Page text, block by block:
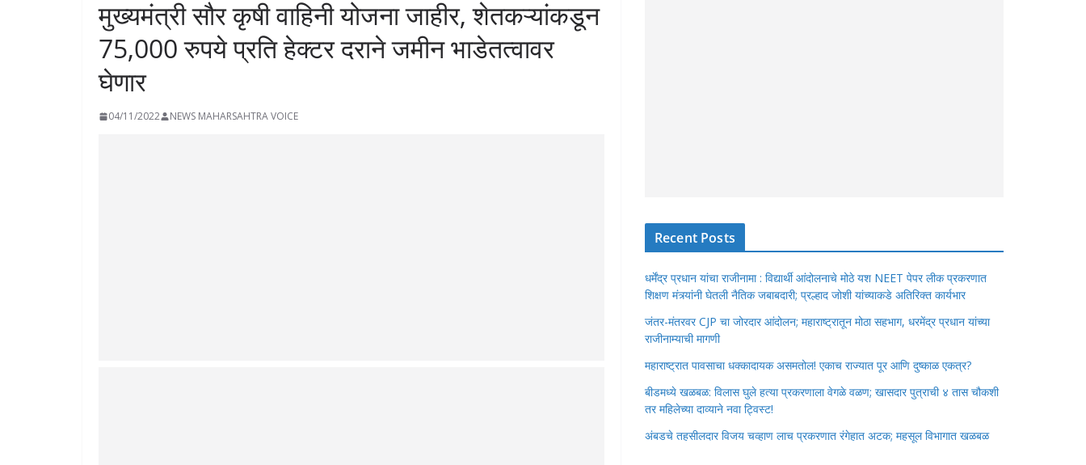
मुख्यमंत्री सौर कृषी वाहिनी योजना जाहीर, शेतकऱ्यांकडून
75,000 रुपये प्रति हेक्टर दराने जमीन भाडेतत्वावर
घेणार
04/11/2022 NEWS MAHARSAHTRA VOICE
Recent Posts
धर्मेंद्र प्रधान यांचा राजीनामा : विद्यार्थी आंदोलनाचे मोठे यश NEET पेपर लीक प्रकरणात
शिक्षण मंत्र्यांनी घेतली नैतिक जबाबदारी; प्रल्हाद जोशी यांच्याकडे अतिरिक्त कार्यभार
जंतर-मंतरवर CJP चा जोरदार आंदोलन; महाराष्ट्रातून मोठा सहभाग, धरमेंद्र प्रधान यांच्या
राजीनाम्याची मागणी
महाराष्ट्रात पावसाचा धक्कादायक असमतोल! एकाच राज्यात पूर आणि दुष्काळ एकत्र?
बीडमध्ये खळबळ: विलास घुले हत्या प्रकरणाला वेगळे वळण; खासदार पुत्राची ४ तास चौकशी
तर महिलेच्या दाव्याने नवा ट्विस्ट!
अंबडचे तहसीलदार विजय चव्हाण लाच प्रकरणात रंगेहात अटक; महसूल विभागात खळबळ